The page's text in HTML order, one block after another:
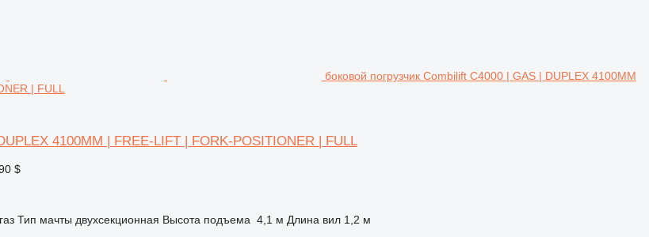
боковой погрузчик Combilift C4000 | GAS | DUPLEX 4100MM
| FULL
4100MM | FREE-LIFT | FORK-POSITIONER | FULL
$
газ Тип мачты двухсекционная Высота подъема 4,1 м Длина вил 1,2 м